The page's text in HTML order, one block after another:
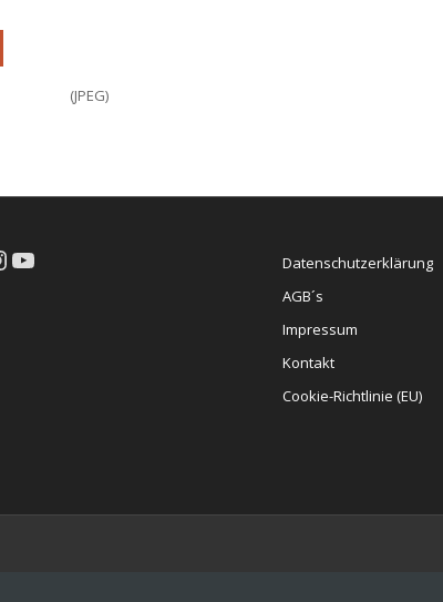
(JPEG)
YouTube
Datenschutzerklärung
AGB´s
Impressum
Kontakt
Cookie-Richtlinie (EU)